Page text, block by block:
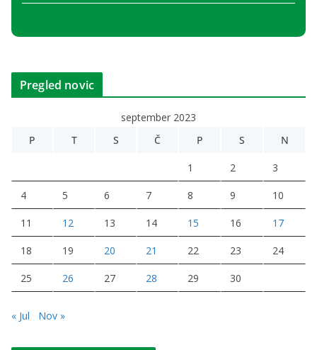
Pregled novic
september 2023
P
T S Č P S N
1 2 3
4 5 6 7 8 9 10
11 12 13 14 15 16 17
18 19 20 21 22 23 24
25 26 27 28 29 30
« Jul Nov »